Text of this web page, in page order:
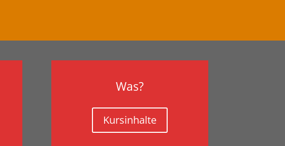
Was?
Kursinhalte